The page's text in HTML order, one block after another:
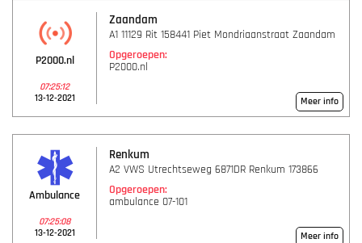
P2000.nl
07:25:12
13-12-2021
Zaandam
A1 11129 Rit 158441 Piet Mondriaanstraat Zaandam
Opgeroepen:
P2000.nl
Meer info
Ambulance
07:25:08
13-12-2021
Renkum
A2 VWS Utrechtseweg 6871DR Renkum 173866
Opgeroepen:
ambulance 07-101
Meer info